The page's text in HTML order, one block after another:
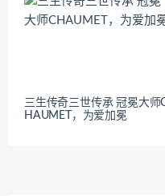
三生传奇三世传承 冠冕大师
HAUMET，为爱加冕